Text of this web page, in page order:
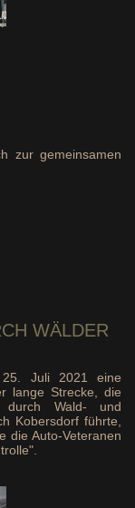
zur gemeinsamen
WÄLDER
Juli 2021 eine
lange Strecke, die
Wald- und
Kobersdorf führte,
die Auto-Veteranen